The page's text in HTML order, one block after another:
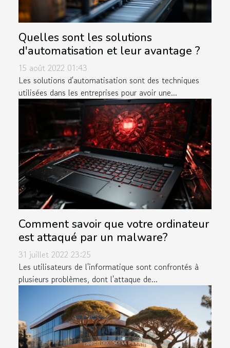
Quelles sont les solutions
d'automatisation et leur avantage ?
15 août 2022 01:43
Les solutions d'automatisation sont des techniques
utilisées dans les entreprises pour avoir une...
Comment savoir que votre ordinateur
est attaqué par un malware?
31 juillet 2022 23:25
Les utilisateurs de l'informatique sont confrontés à
plusieurs problèmes, dont l'attaque de...